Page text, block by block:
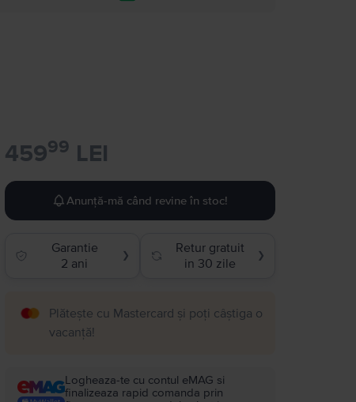
45999 LEI
Anunță-mă când revine în stoc!
Garantie
2 ani
❯
Retur gratuit
in 30 zile
❯
Plătește cu Mastercard și poți câștiga o
vacanță!
Logheaza-te cu contul eMAG si
finalizeaza rapid comanda prin